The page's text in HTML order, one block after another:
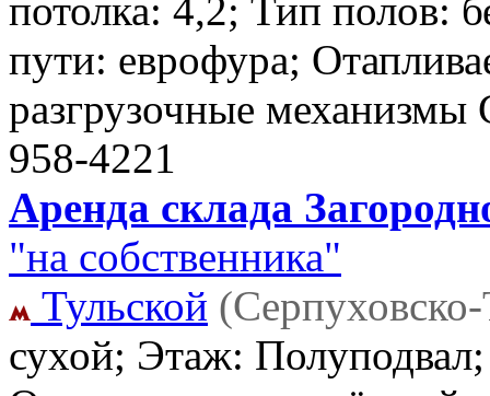
потолка: 4,2; Тип полов:
пути: еврофура;
разгрузочные механизмы
958-4221
Аренда склада
"на собственника"
Тульской
сухой; Этаж: